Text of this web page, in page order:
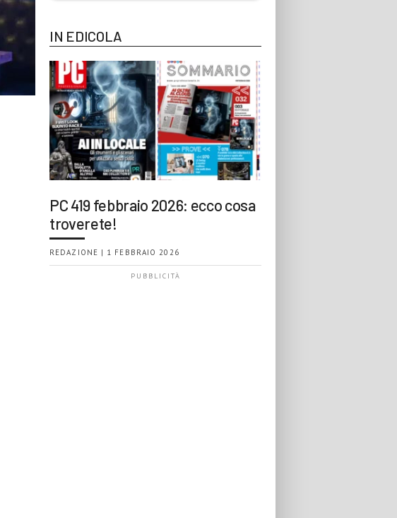
IN EDICOLA
PC 419 febbraio 2026: ecco cosa
troverete!
REDAZIONE | 1 FEBBRAIO 2026